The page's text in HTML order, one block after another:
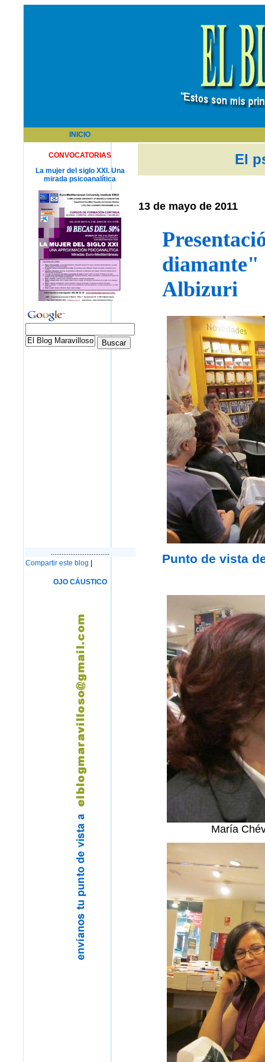
INICIO
CONVOCATORIAS
La mujer del siglo XXI. Una
mirada psicoanalítica
.................................
Compartir este blog
OJO CÁUSTICO
El
13 de mayo de 2011
Albizuri
Punto de vista
María